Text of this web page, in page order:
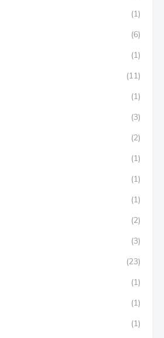
(1)
(6)
(1)
(11)
(1)
(3)
(2)
(1)
(1)
(1)
(2)
(3)
(23)
(1)
(1)
(1)